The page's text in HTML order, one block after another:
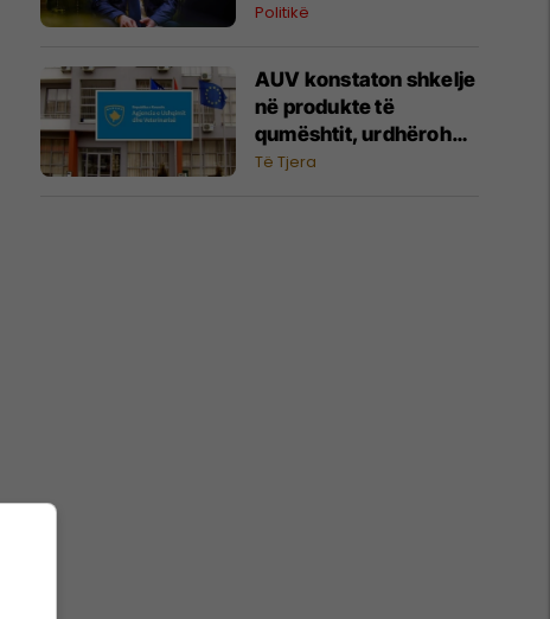
tanë, Kurti po ia qet
Politikë
AUV konstaton shkelje
në produkte të
qumështit, urdhërohet
tërheqja nga tregu
Të Tjera